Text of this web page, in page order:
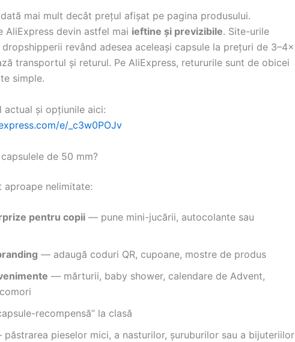
mai mult decât prețul afișat pe pagina produsului.
AliExpress devin astfel mai ieftine și previzibile. Site-urile
dropshipperii revând adesea aceleași capsule la prețuri de 3–4×
transportul și returul. Pe AliExpress, retururile sunt de obicei
simple.
actual și opțiunile aici:
e/_c3w0POJv
de 50 mm?
aproape nelimitate:
pentru copii — pune mini-jucării, autocolante sau
— adaugă coduri QR, cupoane, mostre de produs
— mărturii, baby shower, calendare de Advent,
recompensă” la clasă
pieselor mici, a nasturilor, șuruburilor sau a bijuteriilor